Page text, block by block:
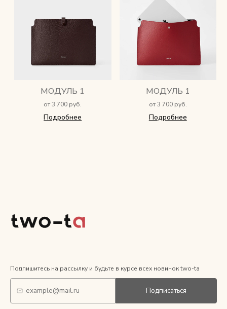
МОДУЛЬ 1
от 3 700 руб.
Подробнее
МОДУЛЬ 1
от 3 700 руб.
Подробнее
Подпишитесь на рассылку и будьте в курсе всех новинок two-ta
Подписаться